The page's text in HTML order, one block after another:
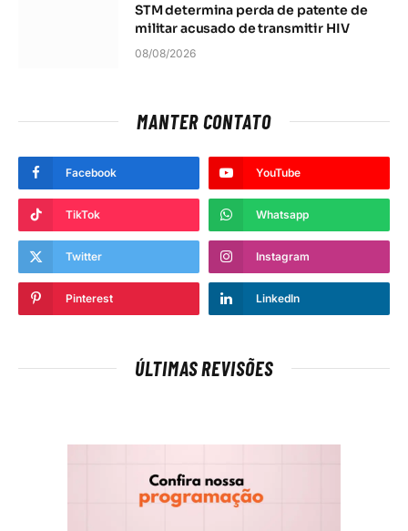
STM determina perda de patente de
militar acusado de transmitir HIV
08/08/2026
MANTER CONTATO
Facebook YouTube
TikTok Whatsapp
Twitter Instagram
Pinterest LinkedIn
ÚLTIMAS REVISÕES